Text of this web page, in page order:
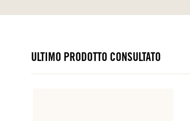
ULTIMO PRODOTTO CONSULTATO